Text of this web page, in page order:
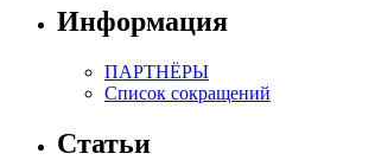
Информация
ПАРТНЁРЫ
Список сокращений
Статьи